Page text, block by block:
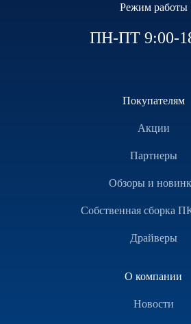
Режим работы
ПН-ПТ 9:00-
Покупателям
Акции
Партнеры
Обзоры и
Собственная сборка
Драйверы
О компании
Новости